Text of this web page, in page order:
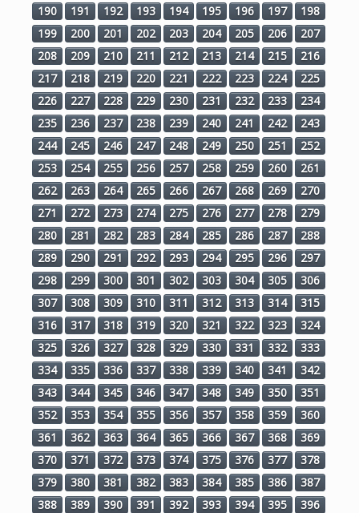
190
191 192 193 194 195 196 197
198
199
200 201 202 203 204 205 206
207
208
209 210 211 212 213 214 215
216
217
218 219 220 221 222 223 224
225
226
227 228 229 230 231 232 233
234
235
236 237 238 239 240 241 242
243
244
245 246 247 248 249 250 251
252
253
254 255 256 257 258 259 260
261
262
263 264 265 266 267 268 269
270
271
272 273 274 275 276 277 278
279
280
281 282 283 284 285 286 287
288
289
290 291 292 293 294 295 296
297
298
299 300 301 302 303 304 305
306
307
308 309 310 311 312 313 314
315
316
317 318 319 320 321 322 323
324
325
326 327 328 329 330 331 332
333
334
335 336 337 338 339 340 341
342
343
344 345 346 347 348 349 350
351
352
353 354 355 356 357 358 359
360
361
362 363 364 365 366 367 368
369
370
371 372 373 374 375 376 377
378
379
380 381 382 383 384 385 386
387
388
389 390 391 392 393 394 395
396